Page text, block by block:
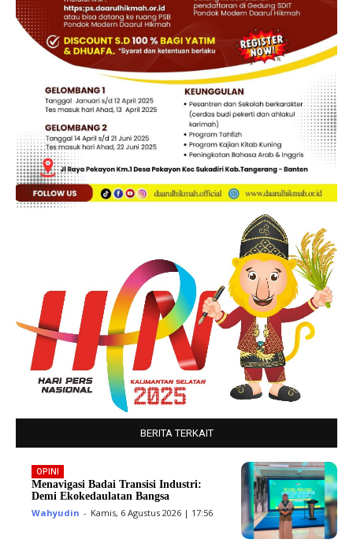
BERITA TERKAIT
OPINI
Menavigasi Badai Transisi Industri:
Demi Ekokedaulatan Bangsa
Wahyudin - Kamis, 6 Agustus 2026 | 17:56